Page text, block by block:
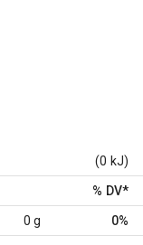
(0 kJ)
% DV*
0 g 0%